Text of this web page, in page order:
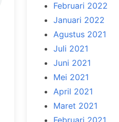
Februari 2022
Januari 2022
Agustus 2021
Juli 2021
Juni 2021
Mei 2021
April 2021
Maret 2021
Februari 2021